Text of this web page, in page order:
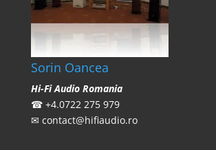
Sorin Oancea
Hi-Fi Audio Romania
☎ +4.0722 275 979
✉ contact@hifiaudio.ro